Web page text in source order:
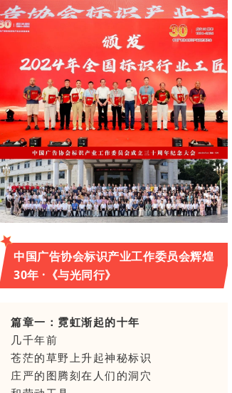
中国广告协会标识产业工作委员会辉煌
30年 ·《与光同行》
篇章一：霓虹渐起的十年
几千年前
苍茫的草野上升起神秘标识
庄严的图腾刻在人们的洞穴